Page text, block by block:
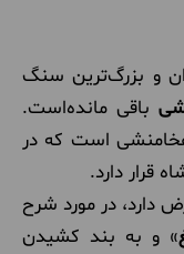
و بزرگ‌ترین سنگ
باقی مانده‌است.
است که در
متر ارتفاع و 25 متر عرض دارد، در مورد شرح
» و به بند کشیدن